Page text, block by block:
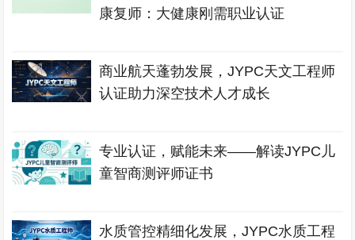
康复师：大健康刚需职业认证
商业航天蓬勃发展，JYPC天文工程师
认证助力深空技术人才成长
专业认证，赋能未来——解读JYPC儿
童智商测评师证书
水质管控精细化发展，JYPC水质工程